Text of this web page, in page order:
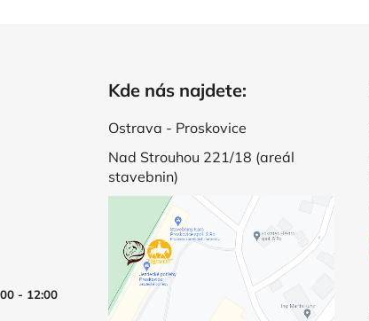
k
v
ý
p
s
u
- 12:00
Kde nás najdete:
Ostrava - Proskovice
Nad Strouhou 221/18 (areál
stavebnin)